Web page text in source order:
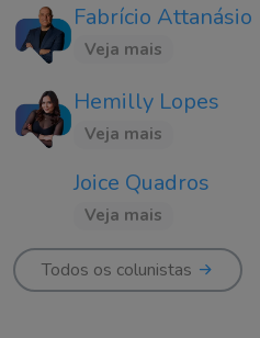
Fabrício Attanásio
Veja mais
Hemilly Lopes
Veja mais
Joice Quadros
Veja mais
Todos os colunistas